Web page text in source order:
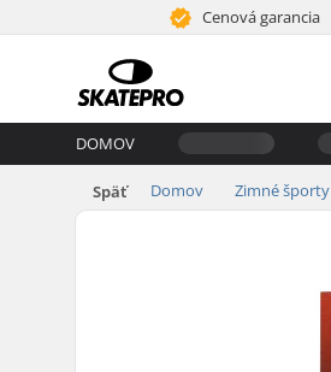
Cenová garancia
DOMOV
Späť Domov Zimné športy